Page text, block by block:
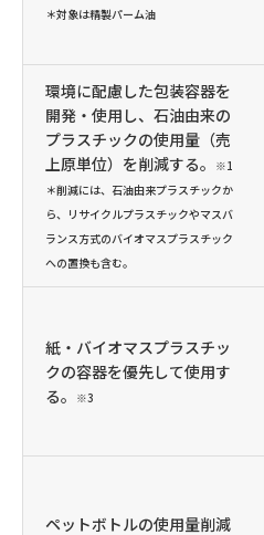
＊対象は精製パーム油
環境に配慮した包装容器を
開発・使用し、石油由来の
プラスチックの使用量（売
上原単位）を削減する。
※1
＊削減には、石油由来プラスチックか
ら、リサイクルプラスチックやマスバ
ランス方式のバイオマスプラスチック
への置換も含む。
紙・バイオマスプラスチッ
クの容器を優先して使用す
る。
※3
ペットボトルの使用量削減